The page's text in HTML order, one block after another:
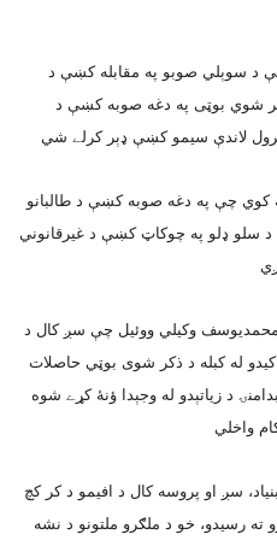
د سوېلي صوبو په مقابله کښې د
شوي بوټى په دغه صوبه کښې د
کوي چې په دغه صوبه کښې د طالبانو
او دغه شان د سلو ډلو په چوکاټ کښې د غيرقانوني
وکيلي ووئيل چې سږ کال د
له کبله د ذکر شوى بوټي حاصلات
د زياتېدو له وجېدا ؤنۀ کړے شوه
سږ او پروسه کال د افيمو د کر کچ
ته رسيدو، خو د ملګرو ملتونو د نشه